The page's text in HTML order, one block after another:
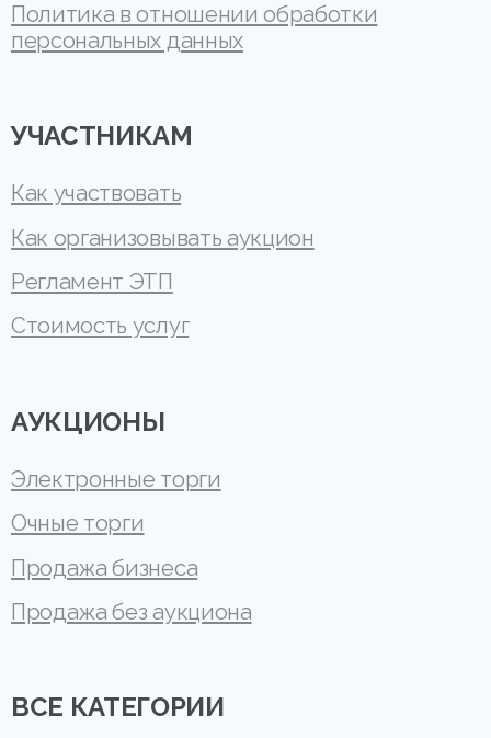
Политика в отношении обработки
персональных данных
УЧАСТНИКАМ
Как участвовать
Как организовывать аукцион
Регламент ЭТП
Стоимость услуг
АУКЦИОНЫ
Электронные торги
Очные торги
Продажа бизнеса
Продажа без аукциона
ВСЕ КАТЕГОРИИ